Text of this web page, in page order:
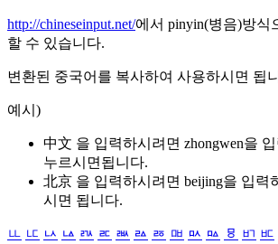
http://chineseinput.net/에서 pinyin(병음)방식
할 수 있습니다.
변환된 중국어를 복사하여 사용하시면 됩
예시)
中文 을 입력하시려면 zhongwen을
누르시면됩니다.
北京 을 입력하시려면 beijing을 입력
시면 됩니다.
ㅥ ㅦ ㅧ ㅨ ㅩ ㅪ ㅫ ㅬ ㅭ ㅮ ㅯ ㅰ ㅱ ㅲ ㅳ